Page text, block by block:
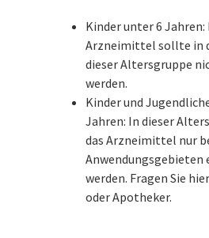
Kinder unter 6 Jahren:
Arzneimittel sollte in
dieser Altersgruppe
werden.
Kinder und
Jahren: In dieser
das Arzneimittel nur
Anwendungsgebieten
werden. Fragen Sie
oder Apotheker.